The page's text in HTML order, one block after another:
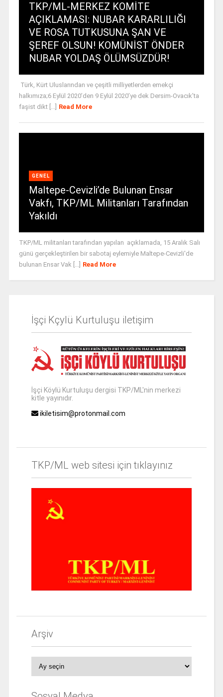
TKP/ML-MERKEZ KOMİTE
AÇIKLAMASI: NUBAR KARARLILIĞI
VE ROSA TUTKUSUNA ŞAN VE
ŞEREF OLSUN! KOMÜNİST ÖNDER
NUBAR YOLDAŞ ÖLÜMSÜZDÜR!
Türk, Kürt Uluslarından ve çeşitli milliyetlerden emekçi
halkımıza;6 Eylül 2020’den 9 Eylül 2020’ye dek Dersim-Ovacık’ta
faşist dikt [...] Read More
GENEL
Maltepe-Cevizli’de Bulunan Ensar
Vakfı, TKP/ML Militanları Tarafından
Yakıldı
TKP/ML militanları tarafından yapılan açıklamada, 15 Aralık Salı
günü gerçekleştirilen bir sabotaj eylemiyle Maltepe-Cevizli'de
bulunan Ensar Vak [...] Read More
İşçi Kçylü Kurtuluşu iletişim
İşçi Köylü Kurtuluşu dergisi TKP/ML'nin merkezi
kitle yayınıdır.
ikiletisim@protonmail.com
TKP/ML web sitesi için tıklayınız
Arşiv